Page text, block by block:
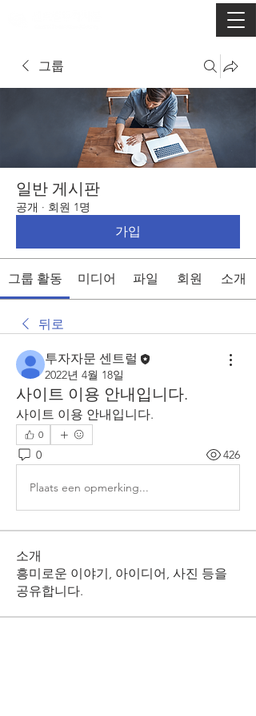
그룹
일반 게시판
공개 · 회원 1명
가입
그룹 활동 미디어 파일 회원 소개
뒤로
투자자문 센트럴
2022년 4월 18일
사이트 이용 안내입니다.
사이트 이용 안내입니다.
0
0 426
Plaats een opmerking...
소개
흥미로운 이야기, 아이디어, 사진 등을
공유합니다.